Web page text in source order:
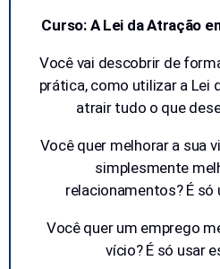
Curso: A Lei da Atração
Você vai descobrir de
prática, como utilizar a Lei
atrair tudo o que
Você quer melhorar a sua
simplesmente
relacionamentos? É só
Você quer um emprego
vício? É só usar